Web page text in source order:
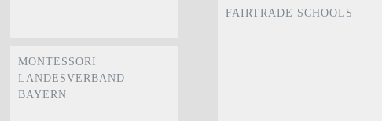
MONTESSORI
LANDESVERBAND
BAYERN
FAIRTRADE SCHOOLS